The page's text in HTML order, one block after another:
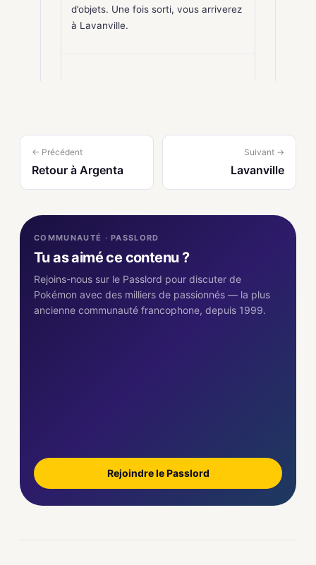
d’objets. Une fois sorti, vous arriverez
à Lavanville.
← Précédent
Retour à Argenta
Suivant →
Lavanville
COMMUNAUTÉ · PASSLORD
Tu as aimé ce contenu ?
Rejoins-nous sur le Passlord pour discuter de
Pokémon avec des milliers de passionnés — la plus
ancienne communauté francophone, depuis 1999.
Rejoindre le Passlord